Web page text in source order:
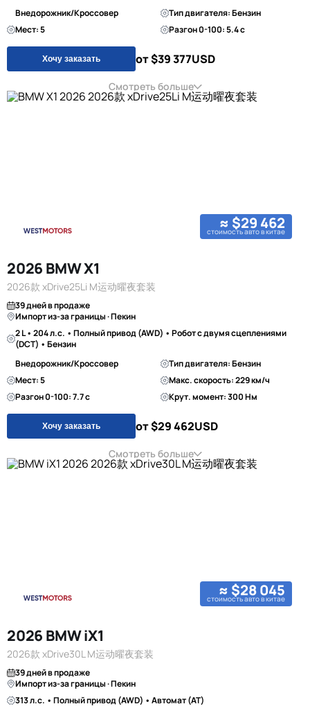
Внедорожник/Кроссовер
Тип двигателя: Бензин
Мест: 5
Разгон 0-100: 5.4 с
Хочу заказать от $39 377USD
Смотреть больше
≈ $29 462
стоимость авто в китае
2026 BMW X1
2026款 xDrive25Li M运动曜夜套装
39 дней в продаже
Импорт из-за границы · Пекин
2 L • 204 л.с. • Полный привод (AWD) • Робот с двумя сцеплениями
(DCT) • Бензин
Внедорожник/Кроссовер
Тип двигателя: Бензин
Мест: 5
Макс. скорость: 229 км/ч
Разгон 0-100: 7.7 с
Крут. момент: 300 Нм
Хочу заказать от $29 462USD
Смотреть больше
≈ $28 045
стоимость авто в китае
2026 BMW iX1
2026款 xDrive30L M运动曜夜套装
39 дней в продаже
Импорт из-за границы · Пекин
313 л.с. • Полный привод (AWD) • Автомат (AT)